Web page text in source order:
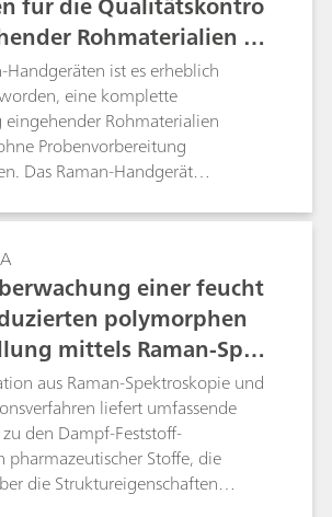
sowie den
beschleunigen.
Rohmaterialien in
Lieferkette
Handgeräten ist es erheblich
eine komplette
Rohmaterialien
Probenvorbereitung
Das Raman-Handgerät
an der Annahmestelle zum
zu einer höheren Qualität der
und reduziert so die Schritte bis
auf ein Minimum, was
höheren Kapitalrendite führt.
einer feucht
polymorphen
mittels Raman-Spek
und gravimetrischer Da
aus Raman-Spektroskopie und
liefert umfassende
den Dampf-Feststoff-
pharmazeutischer Stoffe, die
die Struktureigenschaften